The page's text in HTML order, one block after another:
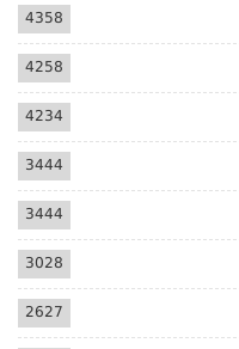
4358
4258
4234
3444
3444
3028
2627